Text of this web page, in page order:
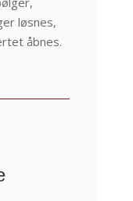
løsnes,
åbnes.